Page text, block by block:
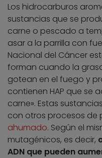
Los hidrocarburos
sustancias que se
carne o pescado a
asar a la parrilla con
Nacional del Cáncer
forman cuando la
gotean en el fuego y
contienen HAP que se
carne». Estas
con otros procesos de
ahumado. Según el
mutagénicos, es decir,
ADN que pueden